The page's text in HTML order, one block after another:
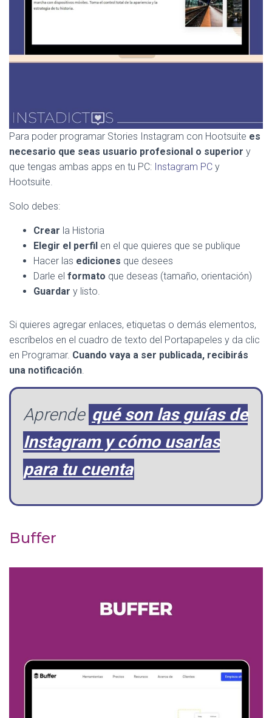
Para poder programar Stories Instagram con Hootsuite es
necesario que seas usuario profesional o superior y
que tengas ambas apps en tu PC: Instagram PC y
Hootsuite.
Solo debes:
Crear la Historia
Elegir el perfil en el que quieres que se publique
Hacer las ediciones que desees
Darle el formato que deseas (tamaño, orientación)
Guardar y listo.
Si quieres agregar enlaces, etiquetas o demás elementos,
escríbelos en el cuadro de texto del Portapapeles y da clic
en Programar. Cuando vaya a ser publicada, recibirás
una notificación.
Aprende qué son las guías de
Instagram y cómo usarlas
para tu cuenta
Buffer